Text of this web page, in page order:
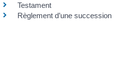
Testament
Règlement d’une succession